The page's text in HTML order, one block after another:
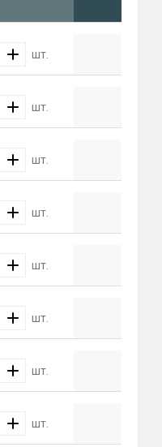
шт.
шт.
шт.
шт.
шт.
шт.
шт.
шт.